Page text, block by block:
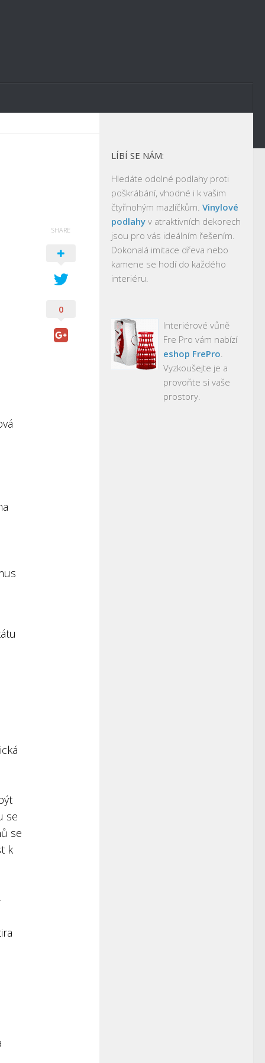
se
se
k
SHARE
0
LÍBÍ SE NÁM:
Hledáte odolné podlahy proti
poškrábání, vhodné i k vašim
čtyřnohým mazlíčkům. Vinylové
podlahy v atraktivních dekorech
jsou pro vás ideálním řešením.
Dokonalá imitace dřeva nebo
kamene se hodí do každého
interiéru.
Interiérové vůně
Fre Pro vám nabízí
eshop FrePro.
Vyzkoušejte je a
provoňte si vaše
prostory.